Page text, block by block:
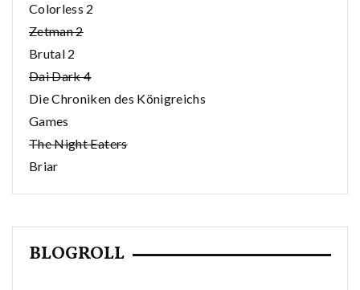
Colorless 2
Zetman 2
Brutal 2
Dai Dark 4
Die Chroniken des Königreichs
Games
The Night Eaters
Briar
BLOGROLL